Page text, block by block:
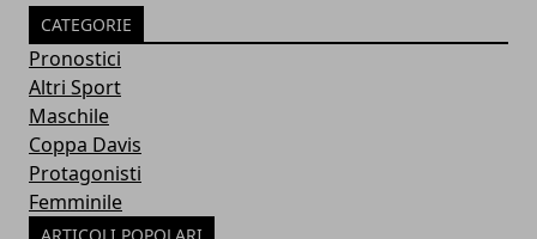
CATEGORIE
Pronostici
Altri Sport
Maschile
Coppa Davis
Protagonisti
Femminile